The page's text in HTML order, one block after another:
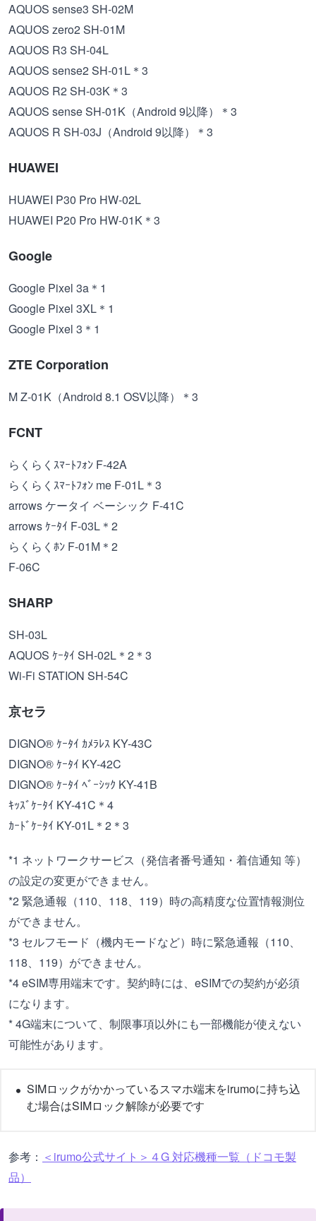
AQUOS sense3 SH-02M
AQUOS zero2 SH-01M
AQUOS R3 SH-04L
AQUOS sense2 SH-01L＊3
AQUOS R2 SH-03K＊3
AQUOS sense SH-01K（Android 9以降）＊3
AQUOS R SH-03J（Android 9以降）＊3
HUAWEI
HUAWEI P30 Pro HW-02L
HUAWEI P20 Pro HW-01K＊3
Google
Google Pixel 3a＊1
Google Pixel 3XL＊1
Google Pixel 3＊1
ZTE Corporation
M Z-01K（Android 8.1 OSV以降）＊3
FCNT
らくらくｽﾏｰﾄﾌｫﾝ F-42A
らくらくｽﾏｰﾄﾌｫﾝ me F-01L＊3
arrows ケータイ ベーシック F-41C
arrows ｹｰﾀｲ F-03L＊2
らくらくﾎﾝ F-01М＊2
F-06C
SHARP
SH-03L
AQUOS ｹｰﾀｲ SH-02L＊2＊3
Wi-Fi STATION SH-54C
京セラ
DIGNO® ｹｰﾀｲ ｶﾒﾗﾚｽ KY-43C
DIGNO® ｹｰﾀｲ KY-42C
DIGNO® ｹｰﾀｲ ﾍﾞｰｼｯｸ KY-41B
ｷｯｽﾞｹｰﾀｲ KY-41C＊4
ｶｰﾄﾞｹｰﾀｲ KY-01L＊2＊3
*1 ネットワークサービス（発信者番号通知・着信通知 等）
の設定の変更ができません。
*2 緊急通報（110、118、119）時の高精度な位置情報測位
ができません。
*3 セルフモード（機内モードなど）時に緊急通報（110、
118、119）ができません。
*4 eSIM専用端末です。契約時には、eSIMでの契約が必須
になります。
* 4G端末について、制限事項以外にも一部機能が使えない
可能性があります。
SIMロックがかかっているスマホ端末をirumoに持ち込
む場合はSIMロック解除が必要です
参考： ＜irumo公式サイト＞４G 対応機種一覧（ドコモ製
品）